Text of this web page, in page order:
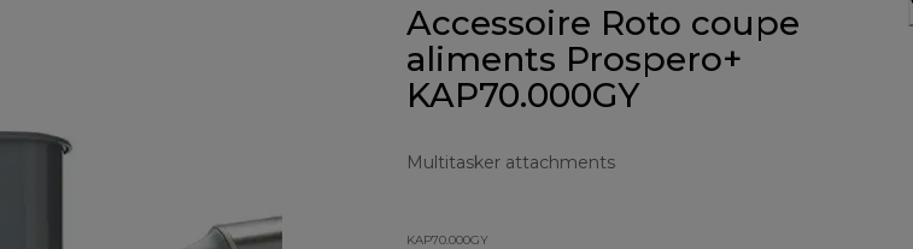
Accessoire Roto coupe
aliments Prospero+
KAP70.000GY
Multitasker attachments
KAP70.000GY